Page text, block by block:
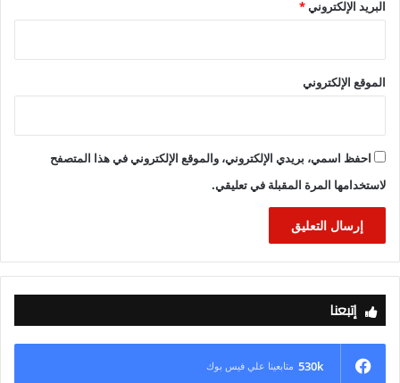
اسواتيني).
البريد الإلكتروني*
الموقع الإلكتروني
احفظ اسمي، بريدي الإلكتروني، والموقع الإلكتروني في هذا المتصفح
لاستخدامها المرة المقبلة في تعليقي.
إتبعنا
530k متابعينا علي فيس بوك